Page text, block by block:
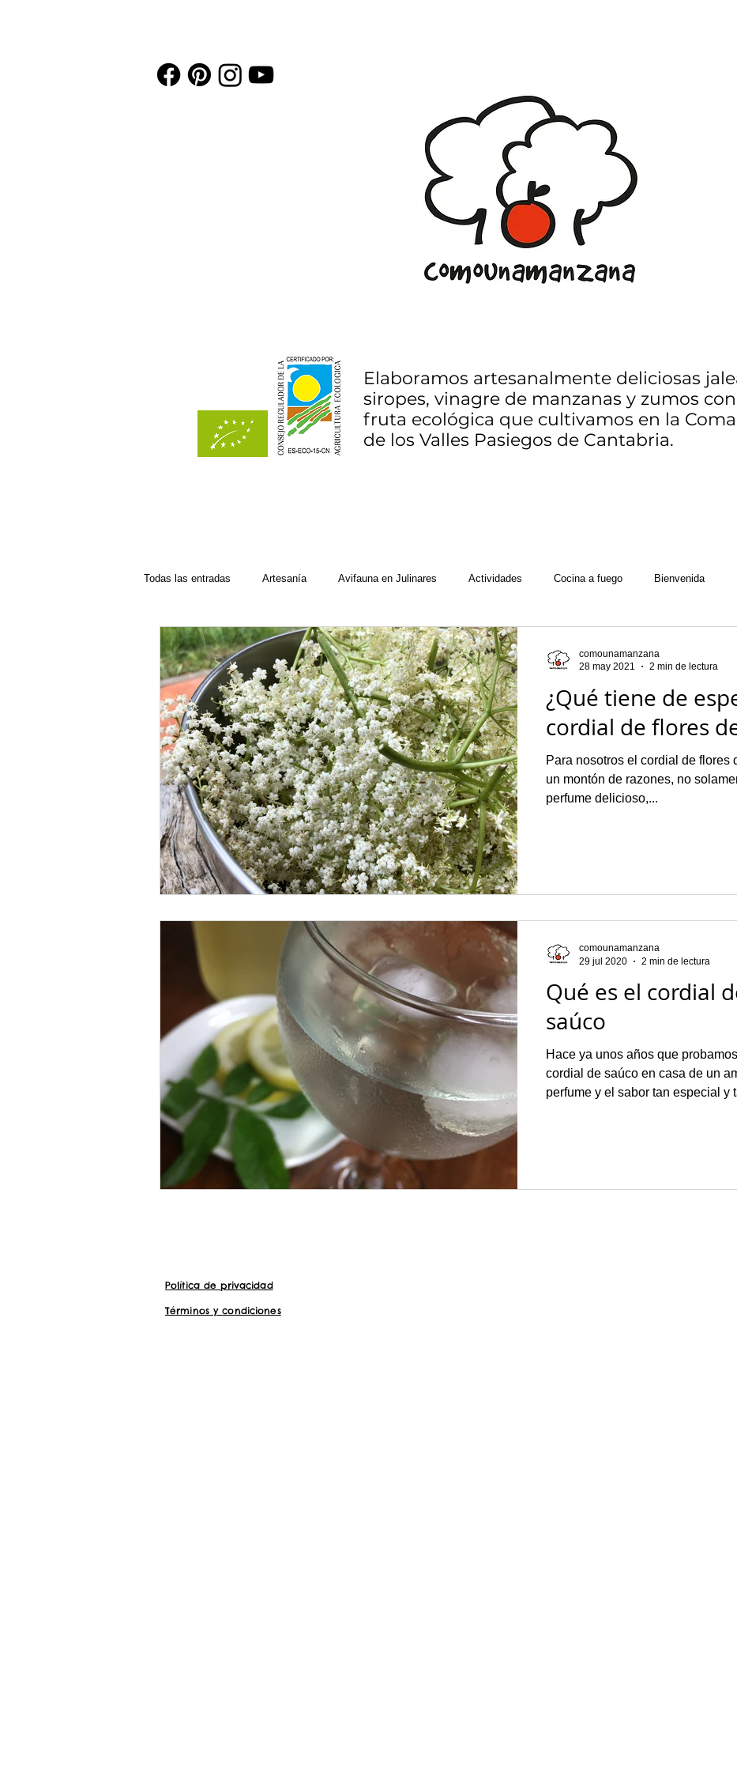
Elaboramos artesanalmente deliciosas
siropes, vinagre de manzanas y zumos
fruta ecológica que cultivamos en la
de los Valles Pasiegos de Cantabria.
Todas las entradas Artesanía Avifauna en Julinares Actividades Cocina a fuego Bienvenida
Del bosque Del campo Ecocosucas Herbario de Julinares
Recetas con manzana Recetas de fruta WWOOF Seams to bee Zero waste o residuo zero
¿Qué tiene de
cordial de flores
Para nosotros el cordial de flores
un montón de razones, no solamente tiene un sabor y un
perfume delicioso,...
comounamanzana
28 may 2021
2 min de lectura
Qué es el cordial
saúco
Hace ya unos años que
cordial de saúco en casa de un
perfume y el sabor tan especial y
bebida muy común que se
comounamanzana
29 jul 2020
2 min de lectura
Política de privacidad
Términos y condiciones